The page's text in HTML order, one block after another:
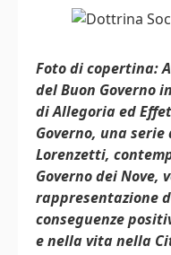
Foto di copertina:
del Buon Governo
di Allegoria ed
Governo, una
Lorenzetti,
Governo dei Nove,
rappresentazione
conseguenze
e nella vita nella